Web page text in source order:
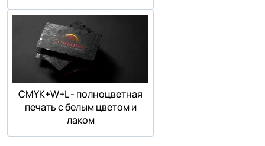
СMYK+W+L - полноцветная
печать с белым цветом и
лаком